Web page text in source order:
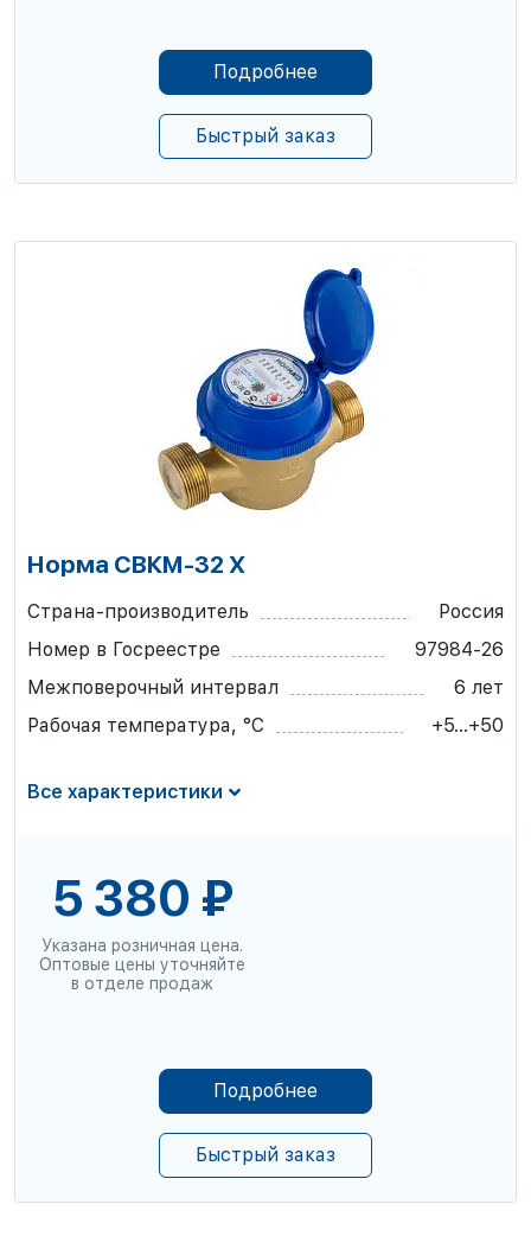
Подробнее
Быстрый заказ
Норма СВКМ-32 Х
Страна-производитель
Россия
Номер в Госреестре
97984-26
Межповерочный интервал
6 лет
Рабочая температура, °С
+5...+50
Все характеристики
5 380 ₽
Указана розничная цена.
Оптовые цены уточняйте
в отделе продаж
Подробнее
Быстрый заказ